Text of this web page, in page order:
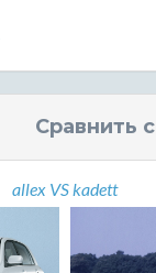
Сравнить с
allex VS kadett